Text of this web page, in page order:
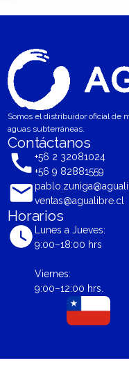
Somos el distribuidor oficial de
aguas subterráneas.
Contáctanos
+56 2 32081024
+56 9 82881559
ventas@agualibre.cl
Horarios
Lunes a Jueves:
9:00–18:00 hrs
Viernes:
9:00–12:00 hrs.